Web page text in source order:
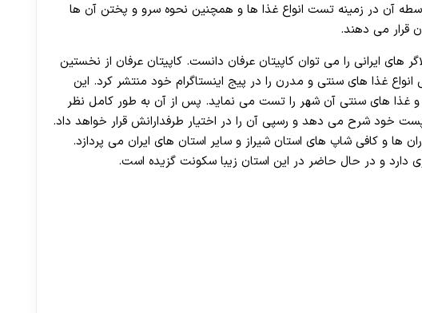
آن در زمینه تست انواع غذا ها و همچنین نحوه سرو و پختن آن ها
قرار می دهند.
های ایرانی را می توان کاپیتان عرفان دانست. کاپیتان عرفان از نخستین
انواع غذا های سنتی و مدرن را در پیج اینستاگرام خود منتشر کرد. این
غذا های سنتی آن شهر را تست می نماید. پس از آن به طور کامل نظر
خود شرح می دهد و رسپی آن را در اختیار طرفدارانش قرار خواهد داد.
ها و کافی شاپ های استان شیراز و سایر استان های ایران می پردازد.
دارد و در حال حاضر در این استان زیبا سکونت گزیده است.